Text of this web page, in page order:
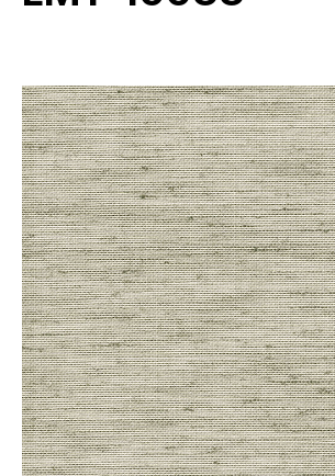
商品を探す
商品を探す トップ
壁紙
カーテン
床材
ブランド・コレクション
Lilycolor Coordinate 着せ替えシミュレーション
カタログ一覧
カタログ一覧 トップ
壁紙
カーテン
床材
サステナブル商品
ノンワックス床タイル
壁紙機能性ガイド
施工事例
施工事例 トップ
医療・福祉施設
ホテル・オフィス・店舗
モデルハウス
新築戸建・マンション
#リリカラのある暮らし
リリカラノート
ショールーム
ショールーム トップ